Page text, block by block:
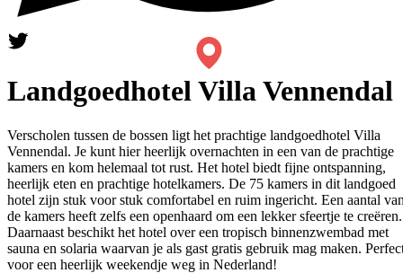
Landgoedhotel Villa Vennendal
Verscholen tussen de bossen ligt het prachtige landgoedhotel Villa
Vennendal. Je kunt hier heerlijk overnachten in een van de prachtige
kamers en kom helemaal tot rust. Het hotel biedt fijne ontspanning,
heerlijk eten en prachtige hotelkamers. De 75 kamers in dit landgoed
hotel zijn stuk voor stuk comfortabel en ruim ingericht. Een aantal
de kamers heeft zelfs een openhaard om een lekker sfeertje te creëren.
Daarnaast beschikt het hotel over een tropisch binnenzwembad met
sauna en solaria waarvan je als gast gratis gebruik mag maken.
voor een heerlijk weekendje weg in Nederland!